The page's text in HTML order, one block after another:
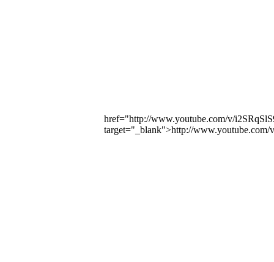
href="http://www.youtube.com/v/
target="_blank">http://www.youtube.com/